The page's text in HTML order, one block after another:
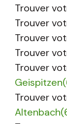
Trouver
Trouver
Trouver
Trouver
Trouver
Trouver